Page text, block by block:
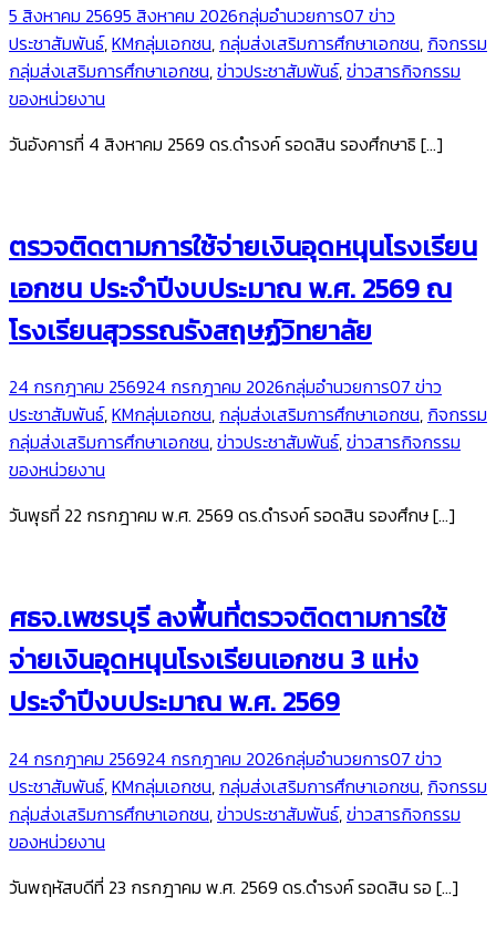
5 สิงหาคม 25695 สิงหาคม 2026กลุ่มอำนวยการ07 ข่าว
ประชาสัมพันธ์,KMกลุ่มเอกชน, กลุ่มส่งเสริมการศึกษาเอกชน, กิจกรรม
กลุ่มส่งเสริมการศึกษาเอกชน,ข่าวประชาสัมพันธ์,ข่าวสารกิจกรรม
ของหน่วยงาน
วันอังคารที่ 4 สิงหาคม 2569 ดร.ดำรงค์ รอดสิน รองศึกษาธิ […]
ตรวจติดตามการใช้จ่ายเงินอุดหนุนโรงเรียน
เอกชน ประจำปีงบประมาณ พ.ศ. 2569 ณ
โรงเรียนสุวรรณรังสฤษฏ์วิทยาลัย
24 กรกฎาคม 256924 กรกฎาคม 2026กลุ่มอำนวยการ07 ข่าว
ประชาสัมพันธ์,KMกลุ่มเอกชน, กลุ่มส่งเสริมการศึกษาเอกชน, กิจกรรม
กลุ่มส่งเสริมการศึกษาเอกชน,ข่าวประชาสัมพันธ์,ข่าวสารกิจกรรม
ของหน่วยงาน
วันพุธที่ 22 กรกฎาคม พ.ศ. 2569 ดร.ดำรงค์ รอดสิน รองศึกษ […]
ศธจ.เพชรบุรี ลงพื้นที่ตรวจติดตามการใช้
จ่ายเงินอุดหนุนโรงเรียนเอกชน 3 แห่ง
ประจำปีงบประมาณ พ.ศ. 2569
24 กรกฎาคม 256924 กรกฎาคม 2026กลุ่มอำนวยการ07 ข่าว
ประชาสัมพันธ์,KMกลุ่มเอกชน, กลุ่มส่งเสริมการศึกษาเอกชน, กิจกรรม
กลุ่มส่งเสริมการศึกษาเอกชน,ข่าวประชาสัมพันธ์,ข่าวสารกิจกรรม
ของหน่วยงาน
วันพฤหัสบดีที่ 23 กรกฎาคม พ.ศ. 2569 ดร.ดำรงค์ รอดสิน รอ […]